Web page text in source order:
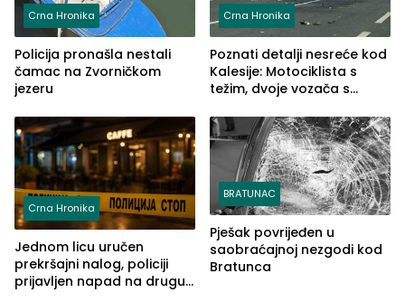
Crna Hronika
Policija pronašla nestali
čamac na Zvorničkom
jezeru
Crna Hronika
Poznati detalji nesreće kod
Kalesije: Motociklista s
težim, dvoje vozača s
Crna Hronika
Jednom licu uručen
prekršajni nalog, policiji
prijavljen napad na drugu
BRATUNAC
Pješak povrijeđen u
saobraćajnoj nezgodi kod
Bratunca